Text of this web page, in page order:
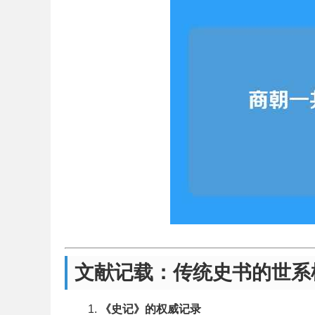
文献记载：传统史书的世
《史记》的权威记录